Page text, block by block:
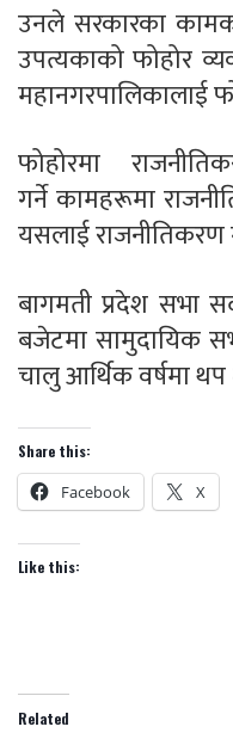
उनले सरकारका
उपत्यकाको फोहोर
महानगरपालिकालाई
फोहोरमा
गर्नेकामहरूमा
यसलाई राजनीतिकरण
बागमती प्रदेश सभा
बजेटमा सामुदायिक
चालु आर्थिक वर्षमा
Share this:
Facebook X
Like this:
Related